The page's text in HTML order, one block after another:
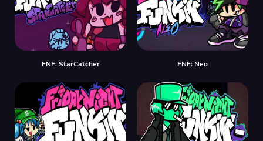
FNF: StarCatcher FNF: Neo